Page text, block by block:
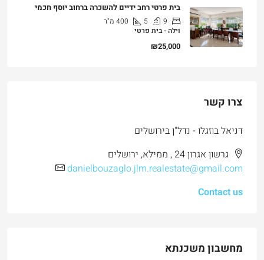
בית פרטי רחב ידיים להשכרה ברחוב יוסף חכמי
9
5
400 מ"ר
וילה - בית פרטי
₪25,000
צרו קשר
דניאל בוזגלו - נדל"ן בירושלים
גרשון אגרון 24 , ממילא, ירושלים
danielbouzaglo.jlm.realestate@gmail.com
Contact us
מחשבון משכנתא